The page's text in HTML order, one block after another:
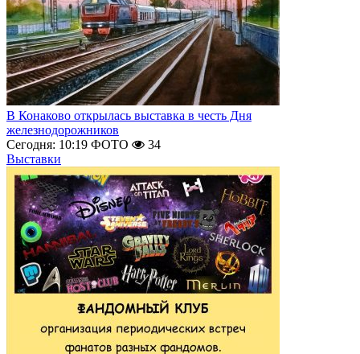
В Конаково открылась выставка в честь Дня
железнодорожников
Сегодня: 10:19 ФОТО
34
Выставки